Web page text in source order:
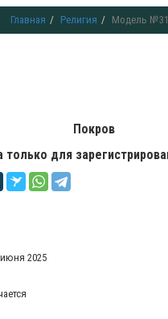
Главная Религия Модель
Покров
только для
2025